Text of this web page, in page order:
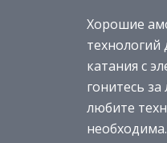
Хорошие
технологий
катания с
гонитесь
любите
необходима.